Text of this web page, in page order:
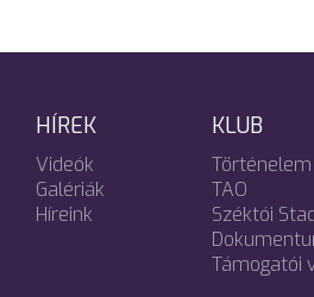
HÍREK
Videók
Galériák
Híreink
KLUB
Történelem
TAO
Széktói
Támogatói